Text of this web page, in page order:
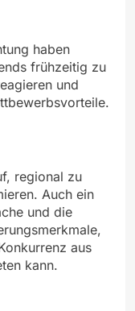
haben
frühzeitig zu
und
regional zu
Auch ein
und die
aus
kann.